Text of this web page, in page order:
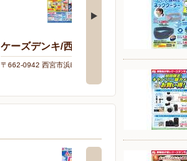
ケーズデンキ/西宮えびす南店
〒662-0942 西宮市浜町14-23